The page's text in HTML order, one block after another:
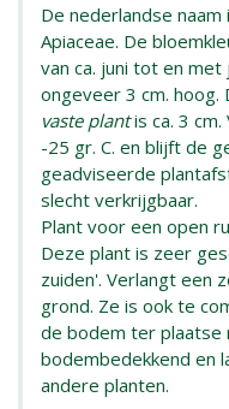
De nederlandse naam
Apiaceae. De
van ca. juni tot en met
ongeveer 3 cm. hoog.
vaste plantis ca. 3
-25 gr. C. en blijft de
geadviseerde
slecht verkrijgbaar.
Plant voor een open
Deze plant is zeer
zuiden'. Verlangt een
grond. Ze is ook te
de bodem ter plaatse
bodembedekkend en
andere planten.